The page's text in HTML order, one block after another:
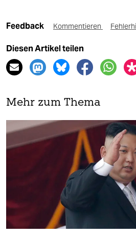
Feedback Kommentieren
Diesen Artikel teilen
Mehr zum Thema